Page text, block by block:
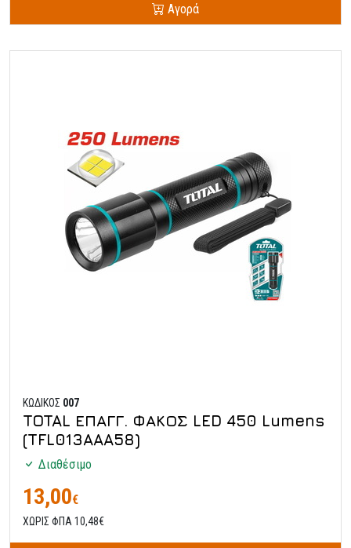
Αγορά
ΚΩΔΙΚΟΣ 007
TOTAL ΕΠΑΓΓ. ΦΑΚΟΣ LED 450 Lumens
(TFL013AAA58)
Διαθέσιμο
13,00€
ΧΩΡΙΣ ΦΠΑ 10,48€